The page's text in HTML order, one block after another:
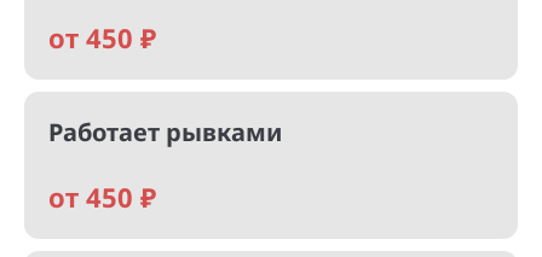
от 450 ₽
Работает рывками
от 450 ₽